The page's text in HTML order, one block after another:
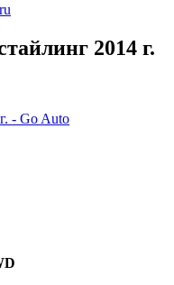
2014 г.